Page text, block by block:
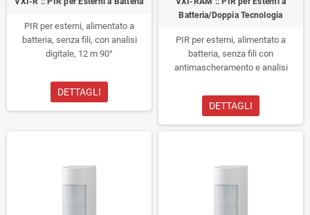
PIR per esterni, alimentato a
batteria, senza fili, con analisi
digitale, 12 m 90°
DETTAGLI
Batteria/Doppia Tecnologia
PIR per esterni, alimentato a
batteria, senza fili con
antimascheramento e analisi
90°
DETTAGLI